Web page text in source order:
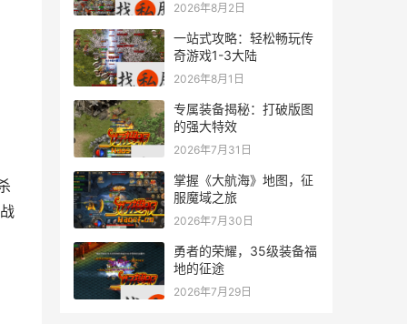
2026年8月2日
一站式攻略：轻松畅玩传
奇游戏1-3大陆
2026年8月1日
专属装备揭秘：打破版图
的强大特效
2026年7月31日
掌握《大航海》地图，征
服魔域之旅
2026年7月30日
勇者的荣耀，35级装备福
地的征途
2026年7月29日